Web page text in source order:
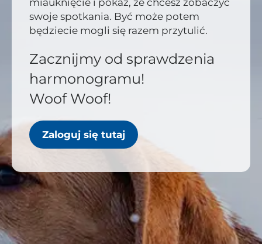
miauknięcie i pokaż, że chcesz zobaczyć
swoje spotkania. Być może potem
będziecie mogli się razem przytulić.
Zacznijmy od sprawdzenia
harmonogramu!
Woof Woof!
Zaloguj się tutaj